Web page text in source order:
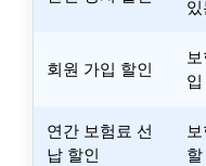
회원 가입 할인
입
연간 보험료 선
납 할인